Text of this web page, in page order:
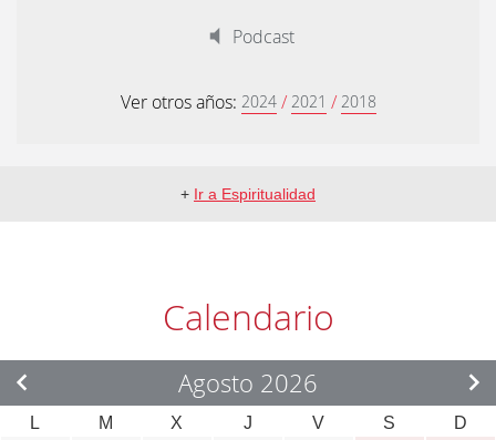
Podcast
Ver otros años: 2024 / 2021 / 2018
+ Ir a Espiritualidad
Calendario
Agosto 2026
L M X J V S D